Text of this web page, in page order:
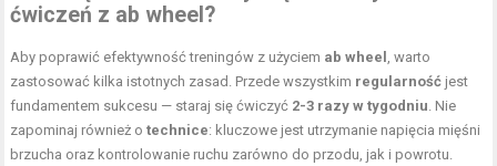
ćwiczeń z ab wheel?
Aby poprawić efektywność treningów z użyciem ab wheel , warto
zastosować kilka istotnych zasad. Przede wszystkim regularność jest
fundamentem sukcesu — staraj się ćwiczyć 2-3 razy w tygodniu . Nie
zapominaj również otechnice: kluczowe jest utrzymanie napięcia mięśni
brzucha oraz kontrolowanie ruchu zarówno do przodu, jak i powrotu.